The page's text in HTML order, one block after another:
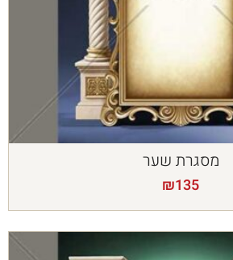
מסגרת שער
₪135